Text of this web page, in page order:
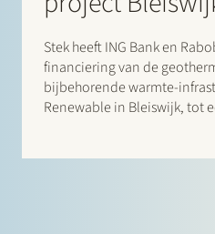
Stek heeft ING Bank en
financiering van de
bijbehorende warmte-
Renewable in Bleiswijk, tot